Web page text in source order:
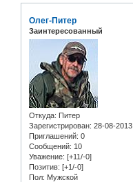
Олег-Питер
Заинтересованный
Откуда: Питер
Зарегистрирован: 28-08-2013
Приглашений: 0
Сообщений: 10
Уважение: [+11/-0]
Позитив: [+1/-0]
Пол: Мужской